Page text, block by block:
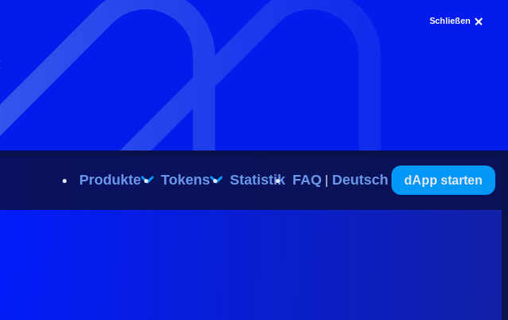
Schließen
Produkte Tokens Statistik FAQ Deutsch dApp starten